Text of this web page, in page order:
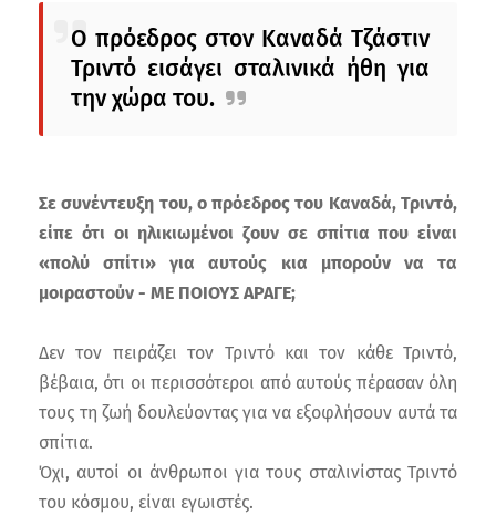
Ο πρόεδρος στον Καναδά Τζάστιν
Τριντό εισάγει σταλινικά ήθη για
την χώρα του.
Σε συνέντευξη του, ο πρόεδρος του Καναδά, Τριντό,
είπε ότι οι ηλικιωμένοι ζουν σε σπίτια που είναι
«πολύ σπίτι» για αυτούς κια μπορούν να τα
μοιραστούν - ΜΕ ΠΟΙΟΥΣ ΑΡΑΓΕ;
Δεν τον πειράζει τον Τριντό και τον κάθε Τριντό,
βέβαια, ότι οι περισσότεροι από αυτούς πέρασαν όλη
τους τη ζωή δουλεύοντας για να εξοφλήσουν αυτά τα
σπίτια.
Όχι, αυτοί οι άνθρωποι για τους σταλινίστας Τριντό
του κόσμου, είναι εγωιστές.